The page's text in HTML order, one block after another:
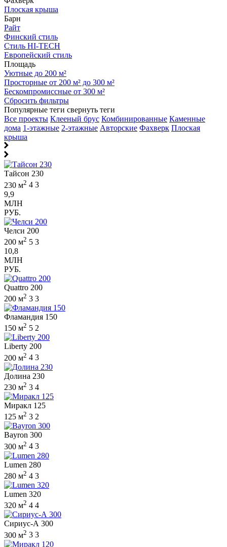
Плоская крыша
Барн
Райт
Финский стиль
Стиль HI-TECH
Европейский стиль
Площадь
Уютные до 200 м²
Просторные от 200 м² до 300 м²
Бескомпромиссные от 300 м²
Сбросить фильтры
Популярные теги свернуть теги
Все проекты Клееный брус Комбинированные Каменные
дома 1-этажные 2-этажные Авторские Фахверк Плоская
крыша
Тайсон 230
230 м2 4 3
9,9
МЛН
РУБ.
Челси 200
200 м2 5 3
10,8
МЛН
РУБ.
Quattro 200
200 м2 3 3
Фламандия 150
150 м2 5 2
Liberty 200
200 м2 4 3
Долина 230
230 м2 3 4
Миракл 125
125 м2 3 2
Bayron 300
300 м2 4 3
Lumen 280
280 м2 4 3
Lumen 320
320 м2 4 4
Сириус-А 300
300 м2 3 3